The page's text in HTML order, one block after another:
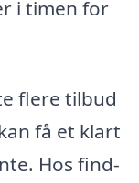
i timen for
flere tilbud
få et klart
Hos find-